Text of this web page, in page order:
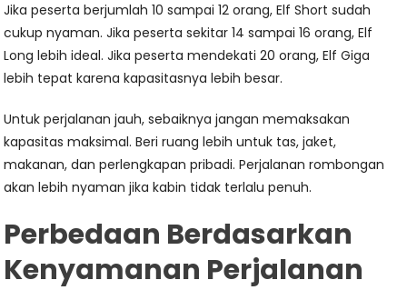
Jika peserta berjumlah 10 sampai 12 orang, Elf Short sudah
cukup nyaman. Jika peserta sekitar 14 sampai 16 orang, Elf
Long lebih ideal. Jika peserta mendekati 20 orang, Elf Giga
lebih tepat karena kapasitasnya lebih besar.
Untuk perjalanan jauh, sebaiknya jangan memaksakan
kapasitas maksimal. Beri ruang lebih untuk tas, jaket,
makanan, dan perlengkapan pribadi. Perjalanan rombongan
akan lebih nyaman jika kabin tidak terlalu penuh.
Perbedaan Berdasarkan
Kenyamanan Perjalanan